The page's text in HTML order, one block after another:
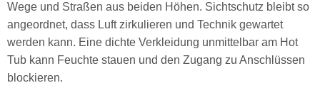
Wege und Straßen aus beiden Höhen. Sichtschutz bleibt so
angeordnet, dass Luft zirkulieren und Technik gewartet
werden kann. Eine dichte Verkleidung unmittelbar am Hot
Tub kann Feuchte stauen und den Zugang zu Anschlüssen
blockieren.